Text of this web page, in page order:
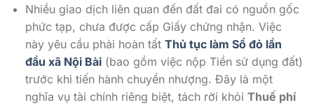
Nhiều giao dịch liên quan đến đất đai có nguồn gốc
phức tạp, chưa được cấp Giấy chứng nhận. Việc
này yêu cầu phải hoàn tất Thủ tục làm Sổ đỏ lần
đầu xã Nội Bài(bao gồm việc nộp Tiền sử dụng đất)
trước khi tiến hành chuyển nhượng. Đây là một
nghĩa vụ tài chính riêng biệt, tách rời khỏi Thuế phí